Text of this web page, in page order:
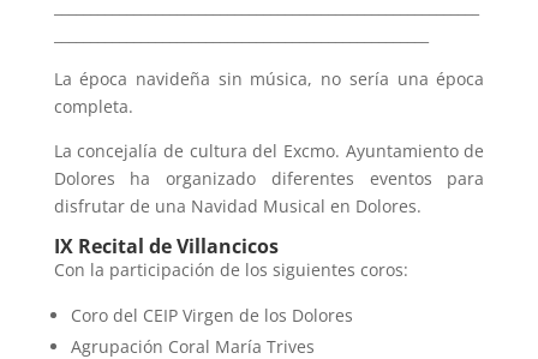
La época navideña sin música, no sería una época
completa.
La concejalía de cultura del Excmo. Ayuntamiento de
Dolores ha organizado diferentes eventos para
disfrutar de una Navidad Musical en Dolores.
IX Recital de Villancicos
Con la participación de los siguientes coros:
Coro del CEIP Virgen de los Dolores
Agrupación Coral María Trives